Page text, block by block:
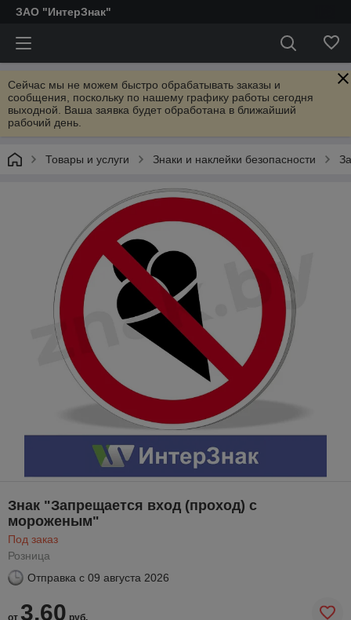
ЗАО "ИнтерЗнак"
Сейчас мы не можем быстро обрабатывать заказы и
сообщения, поскольку по нашему графику работы сегодня
выходной. Ваша заявка будет обработана в ближайший
рабочий день.
Товары и услуги Знаки и наклейки безопасности
Знак "Запрещается вход (проход) с
мороженым"
Под заказ
Розница
Отправка с 09 августа 2026
от 3,60 руб.